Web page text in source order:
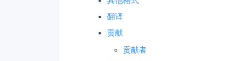
翻译
贡献
贡献者